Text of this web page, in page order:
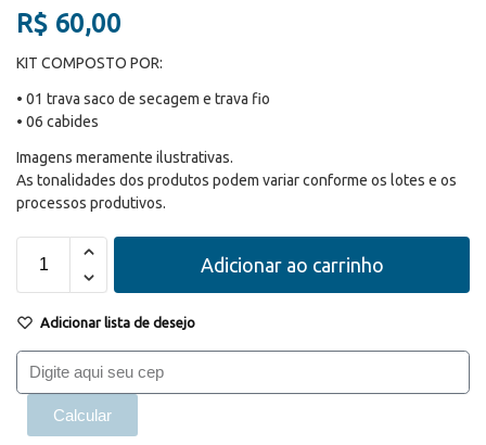
R$ 60,00
KIT COMPOSTO POR:
• 01 trava saco de secagem e trava fio
• 06 cabides
Imagens meramente ilustrativas.
As tonalidades dos produtos podem variar conforme os lotes e os
processos produtivos.
Adicionar ao carrinho
Adicionar lista de desejo
Calcular